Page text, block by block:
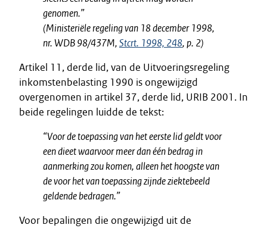
genomen.”
(Ministeriële regeling van 18 december 1998,
nr. WDB 98/437M,Stcrt. 1998, 248, p. 2)
Artikel 11, derde lid, van de Uitvoeringsregeling
inkomstenbelasting 1990 is ongewijzigd
overgenomen in artikel 37, derde lid, URIB 2001. In
beide regelingen luidde de tekst:
“Voor de toepassing van het eerste lid geldt voor
een dieet waarvoor meer dan één bedrag in
aanmerking zou komen, alleen het hoogste van
de voor het van toepassing zijnde ziektebeeld
geldende bedragen.”
Voor bepalingen die ongewijzigd uit de